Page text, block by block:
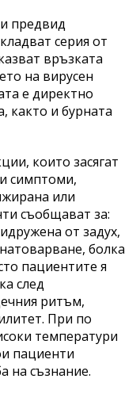
предвид
серия от
връзката
на вирусен
е директно
както и бурната
които засягат
симптоми,
или
съобщават за:
от задух,
болка
пациентите я
след
ритъм,
При по
температури
пациенти
на съзнание.